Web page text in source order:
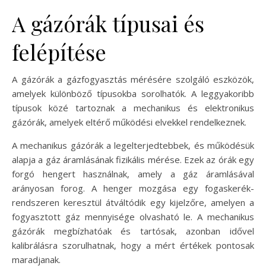
A gázórák típusai és
felépítése
A gázórák a gázfogyasztás mérésére szolgáló eszközök,
amelyek különböző típusokba sorolhatók. A leggyakoribb
típusok közé tartoznak a mechanikus és elektronikus
gázórák, amelyek eltérő működési elvekkel rendelkeznek.
A mechanikus gázórák a legelterjedtebbek, és működésük
alapja a gáz áramlásának fizikális mérése. Ezek az órák egy
forgó hengert használnak, amely a gáz áramlásával
arányosan forog. A henger mozgása egy fogaskerék-
rendszeren keresztül átváltódik egy kijelzőre, amelyen a
fogyasztott gáz mennyisége olvasható le. A mechanikus
gázórák megbízhatóak és tartósak, azonban idővel
kalibrálásra szorulhatnak, hogy a mért értékek pontosak
maradjanak.